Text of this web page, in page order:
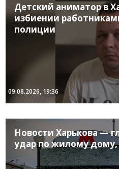
Детский аниматор в
избиении
полиции
09.08.2026, 19:36
Новости Харькова —
удар по жилому дому,